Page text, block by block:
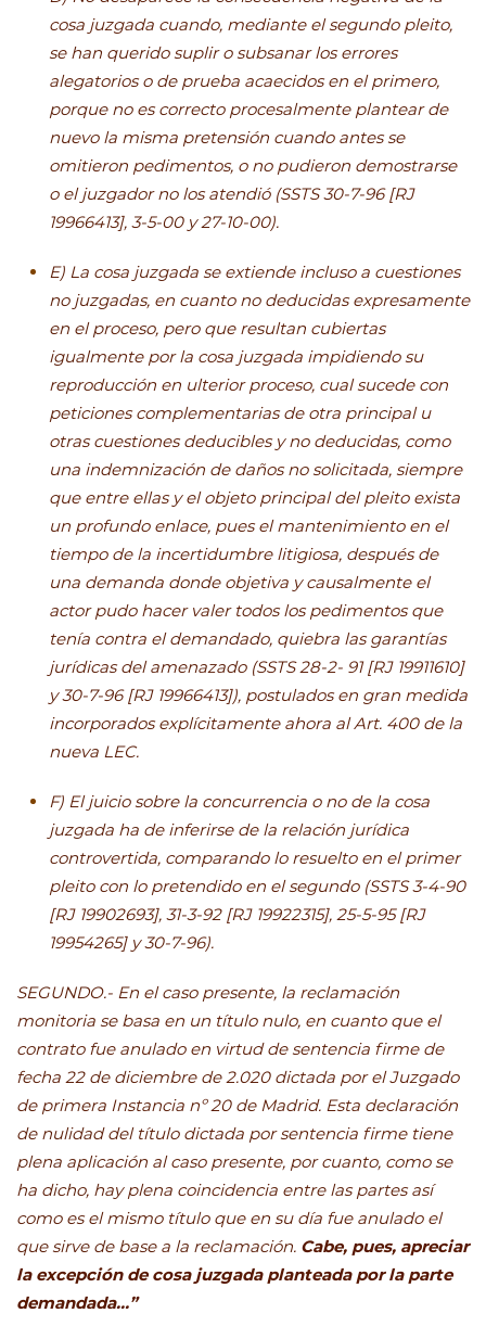
cosa juzgada cuando, mediante el segundo pleito,
se han querido suplir o subsanar los errores
alegatorios o de prueba acaecidos en el primero,
porque no es correcto procesalmente plantear de
nuevo la misma pretensión cuando antes se
omitieron pedimentos, o no pudieron demostrarse
o el juzgador no los atendió (SSTS 30-7-96 [RJ
19966413], 3-5-00 y 27-10-00).
E) La cosa juzgada se extiende incluso a cuestiones
no juzgadas, en cuanto no deducidas expresamente
en el proceso, pero que resultan cubiertas
igualmente por la cosa juzgada impidiendo su
reproducción en ulterior proceso, cual sucede con
peticiones complementarias de otra principal u
otras cuestiones deducibles y no deducidas, como
una indemnización de daños no solicitada, siempre
que entre ellas y el objeto principal del pleito exista
un profundo enlace, pues el mantenimiento en el
tiempo de la incertidumbre litigiosa, después de
una demanda donde objetiva y causalmente el
actor pudo hacer valer todos los pedimentos que
tenía contra el demandado, quiebra las garantías
jurídicas del amenazado (SSTS 28-2- 91 [RJ 19911610]
y 30-7-96 [RJ 19966413]), postulados en gran medida
incorporados explícitamente ahora al Art. 400 de la
nueva LEC.
F) El juicio sobre la concurrencia o no de la cosa
juzgada ha de inferirse de la relación jurídica
controvertida, comparando lo resuelto en el primer
pleito con lo pretendido en el segundo (SSTS 3-4-90
[RJ 19902693], 31-3-92 [RJ 19922315], 25-5-95 [RJ
19954265] y 30-7-96).
SEGUNDO.- En el caso presente, la reclamación
monitoria se basa en un título nulo, en cuanto que el
contrato fue anulado en virtud de sentencia firme de
fecha 22 de diciembre de 2.020 dictada por el Juzgado
de primera Instancia nº 20 de Madrid. Esta declaración
de nulidad del título dictada por sentencia firme tiene
plena aplicación al caso presente, por cuanto, como se
ha dicho, hay plena coincidencia entre las partes así
como es el mismo título que en su día fue anulado el
que sirve de base a la reclamación. Cabe, pues, apreciar
la excepción de cosa juzgada planteada por la parte
demandada…”